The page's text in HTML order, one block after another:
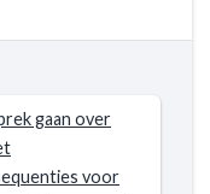
gaan over
voor